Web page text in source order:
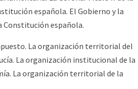
española. El Gobierno y la
Constitución española.
La organización territorial del
La organización institucional de la
La organización territorial de la